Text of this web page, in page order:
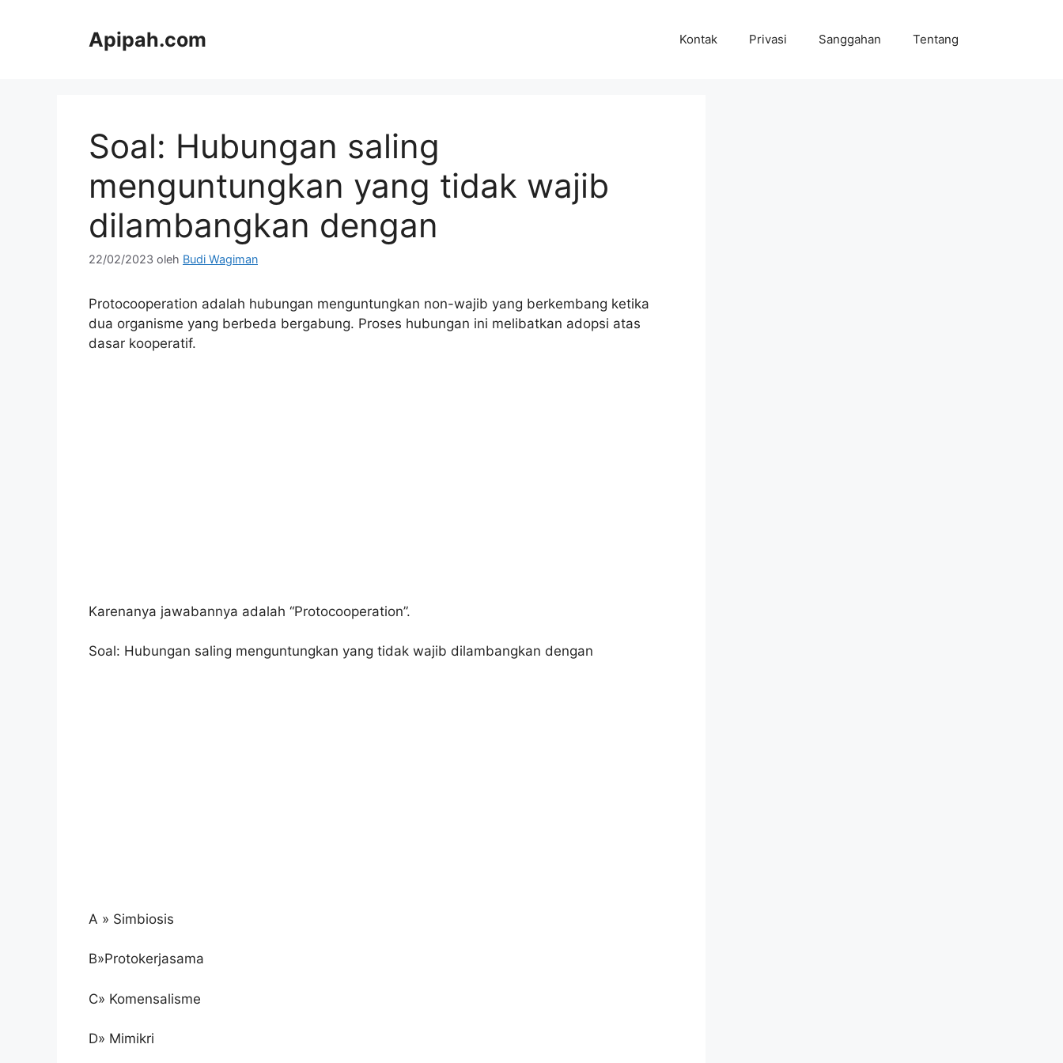
Apipah.com Kontak Privasi Sanggahan Tentang
Soal: Hubungan saling
menguntungkan yang tidak wajib
dilambangkan dengan
22/02/2023 oleh Budi Wagiman
Protocooperation adalah hubungan menguntungkan non-wajib yang berkembang ketika
dua organisme yang berbeda bergabung. Proses hubungan ini melibatkan adopsi atas
dasar kooperatif.
Karenanya jawabannya adalah “Protocooperation”.
Soal: Hubungan saling menguntungkan yang tidak wajib dilambangkan dengan
A » Simbiosis
B»Protokerjasama
C» Komensalisme
D» Mimikri